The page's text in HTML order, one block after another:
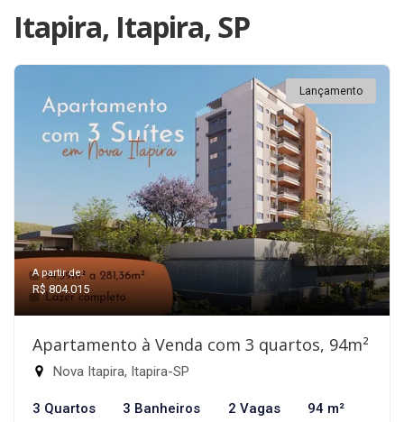
Itapira, Itapira, SP
Lançamento
A partir de:
R$ 804.015
Apartamento à Venda com 3 quartos, 94m²
Nova Itapira, Itapira-SP
3 Quartos 3 Banheiros 2 Vagas 94 m²